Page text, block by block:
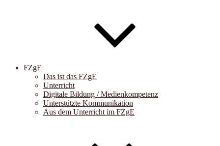
FZgE
Das ist das FZgE
Unterricht
Digitale Bildung / Medienkompetenz
Unterstützte Kommunikation
Aus dem Unterricht im FZgE